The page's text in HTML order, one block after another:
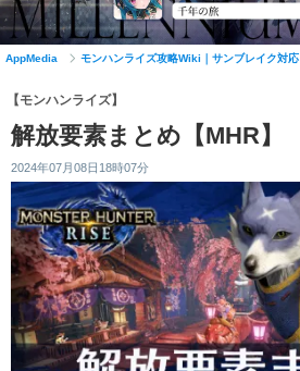
AppMedia モンハンライズ攻略Wiki｜サンブレイク対応
【モンハンライズ】
解放要素まとめ【MHR】
2024年07月08日18時07分